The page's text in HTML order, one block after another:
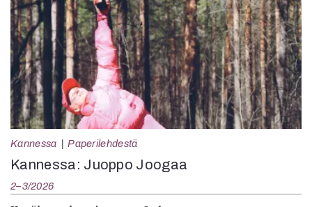
Kannessa Paperilehdestä
Kannessa: Juoppo Joogaa
2–3/2026